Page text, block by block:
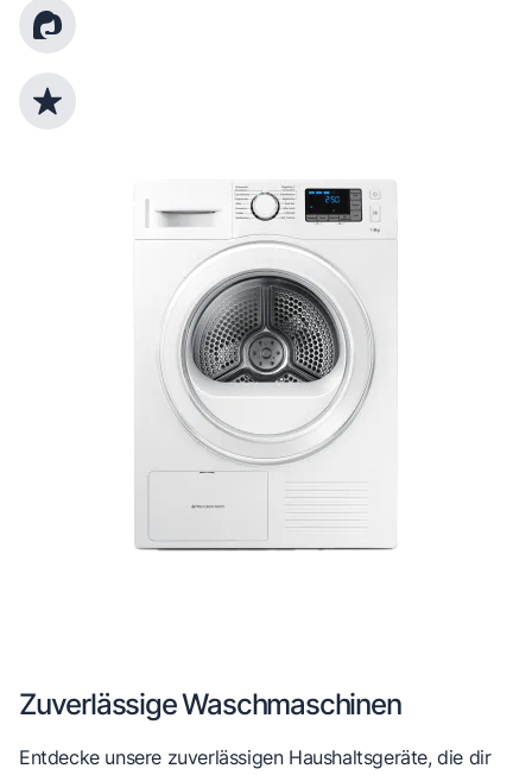
Zuverlässige Waschmaschinen
Entdecke unsere zuverlässigen Haushaltsgeräte, die dir